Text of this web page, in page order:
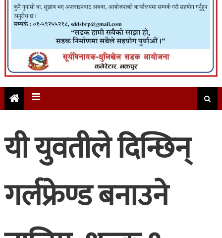
यी युवतीले दिन्छिन्
गर्लफ्रेण्ड बनाउने